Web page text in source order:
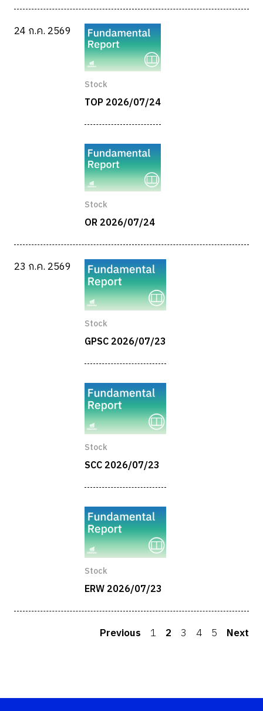
24 ก.ค. 2569
Stock
TOP 2026/07/24
Stock
OR 2026/07/24
23 ก.ค. 2569
Stock
GPSC 2026/07/23
Stock
SCC 2026/07/23
Stock
ERW 2026/07/23
Previous 1 2 3 4 5 Next